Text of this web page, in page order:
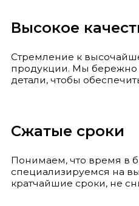
Высокое
Стремление к
продукции. Мы бережно
детали, чтобы
Сжатые сроки
Понимаем, что время в
специализируемся на
кратчайшие сроки, не